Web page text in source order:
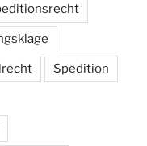
Spedition